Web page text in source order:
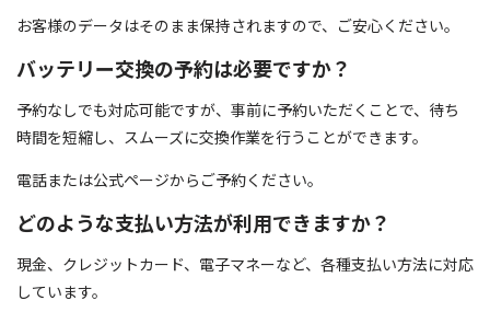
お客様のデータはそのまま保持されますので、ご安心ください。
バッテリー交換の予約は必要ですか？
予約なしでも対応可能ですが、事前に予約いただくことで、待ち
時間を短縮し、スムーズに交換作業を行うことができます。
電話または公式ページからご予約ください。
どのような支払い方法が利用できますか？
現金、クレジットカード、電子マネーなど、各種支払い方法に対応
しています。